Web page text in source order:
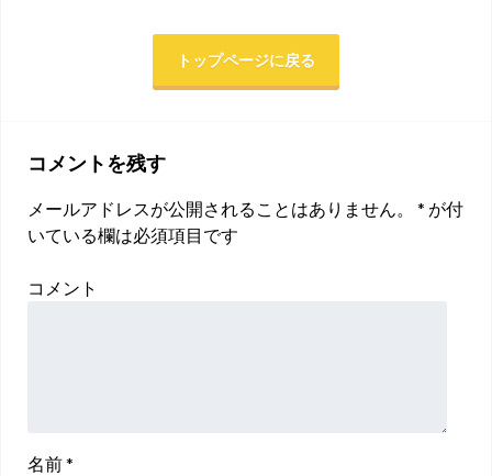
トップページに戻る
コメントを残す
メールアドレスが公開されることはありません。 * が付
いている欄は必須項目です
コメント
名前*